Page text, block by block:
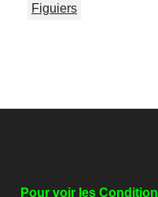
Figuiers
Pour voir les